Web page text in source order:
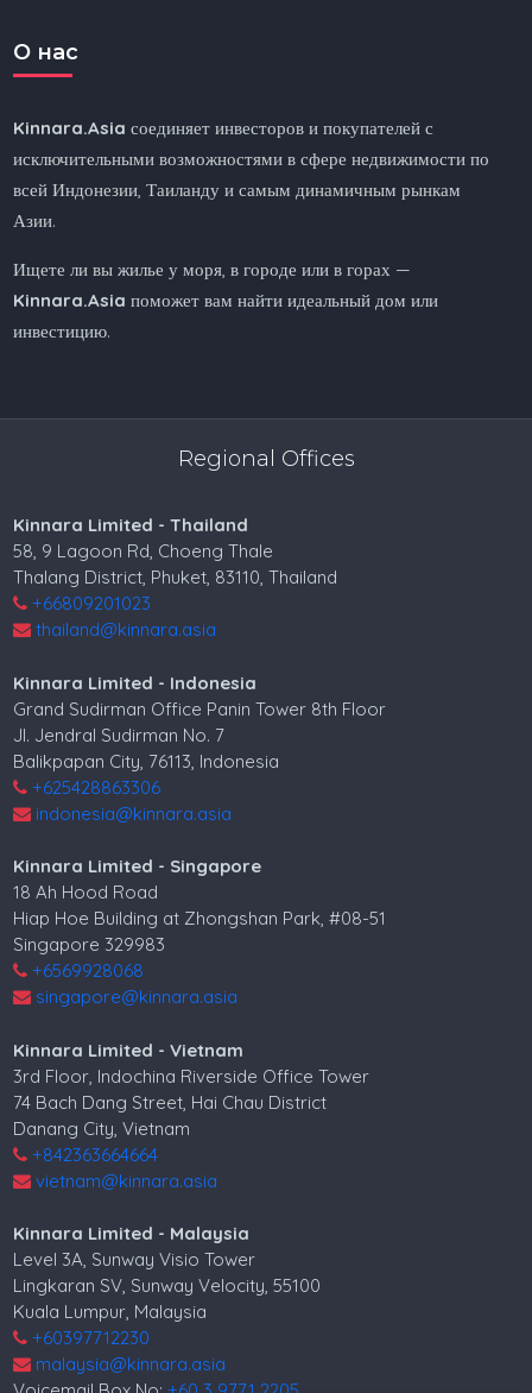
O нас
Kinnara.Asia соединяет инвесторов и покупателей с
исключительными возможностями в сфере недвижимости по
всей Индонезии, Таиланду и самым динамичным рынкам
Азии.
Ищете ли вы жилье у моря, в городе или в горах —
Kinnara.Asia поможет вам найти идеальный дом или
инвестицию.
Regional Offices
Kinnara Limited - Thailand
58, 9 Lagoon Rd, Choeng Thale
Thalang District, Phuket, 83110, Thailand
+66809201023
thailand@kinnara.asia
Kinnara Limited - Indonesia
Grand Sudirman Office Panin Tower 8th Floor
Jl. Jendral Sudirman No. 7
Balikpapan City, 76113, Indonesia
+625428863306
indonesia@kinnara.asia
Kinnara Limited - Singapore
18 Ah Hood Road
Hiap Hoe Building at Zhongshan Park, #08-51
Singapore 329983
+6569928068
singapore@kinnara.asia
Kinnara Limited - Vietnam
3rd Floor, Indochina Riverside Office Tower
74 Bach Dang Street, Hai Chau District
Danang City, Vietnam
+842363664664
vietnam@kinnara.asia
Kinnara Limited - Malaysia
Level 3A, Sunway Visio Tower
Lingkaran SV, Sunway Velocity, 55100
Kuala Lumpur, Malaysia
+60397712230
malaysia@kinnara.asia